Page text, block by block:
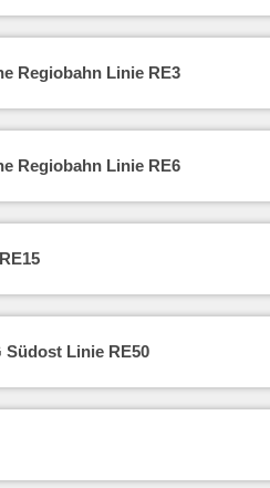
Regiobahn Linie RE3
Regiobahn Linie RE6
Südost Linie RE50